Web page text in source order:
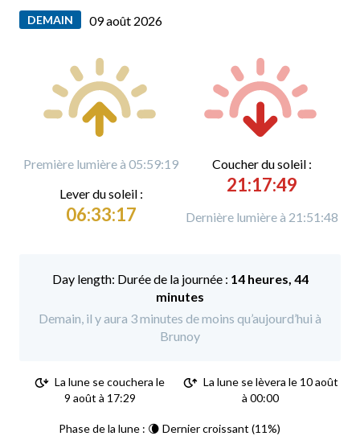
DEMAIN 09 août 2026
Première lumière à 05:59:19
Lever du soleil :
06:33:17
Coucher du soleil :
21:17:49
Dernière lumière à 21:51:48
Durée de la journée : 14 heures, 44
minutes
Demain, il y aura 3 minutes de moins qu’aujourd’hui à
Brunoy
La lune se couchera le
9 août à 17:29
La lune se lèvera le 10 août
à 00:00
Phase de la lune : 🌘 Dernier croissant (11%)